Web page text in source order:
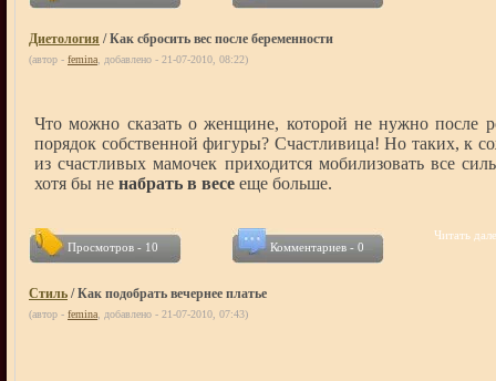
Диетология / Как сбросить вес после беременности
(автор - femina , добавлено - 21-07-2010, 08:22)
Что можно сказать о женщине, которой не нужно после
порядок собственной фигуры? Счастливица! Но таких, к
из счастливых мамочек приходится мобилизовать все
хотя бы не набрать в весе еще больше.
Просмотров - 10 Комментариев - 0
Читать
Стиль / Как подобрать вечернее платье
(автор - femina , добавлено - 21-07-2010, 07:43)